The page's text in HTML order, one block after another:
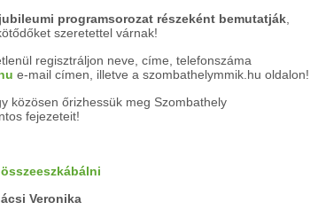
programsorozat részeként bemutatják
szeretettel várnak!
regisztráljon neve, címe, telefonszáma
e-mail címen, illetve a szombathelymmik.hu oldalon!
közösen őrizhessük meg Szombathely
fejezeteit!
Veronika